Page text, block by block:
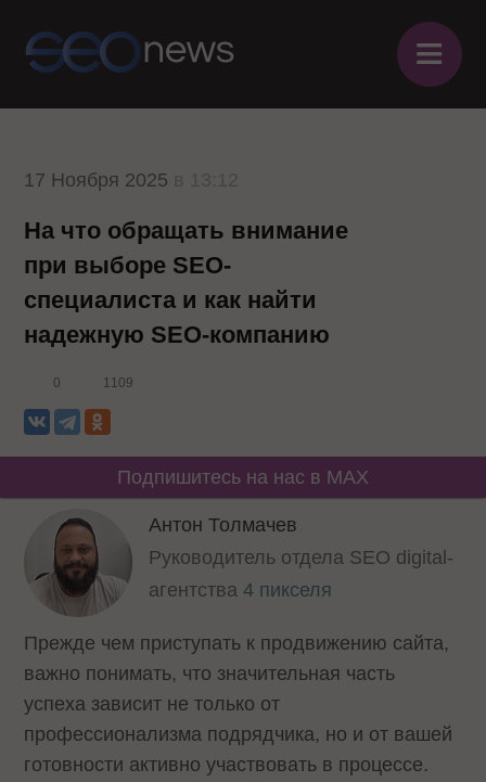
≡
17 Ноября 2025
На что обращать внимание
при выборе SEO-
специалиста и как найти
надежную SEO-компанию
0 1109
Подпишитесь на нас в MAX
Антон Толмачев
Руководитель отдела SEO digital-
агентства4 пикселя
Прежде чем приступать к продвижению сайта,
важно понимать, что значительная часть
успеха зависит не только от
профессионализма подрядчика, но и от вашей
готовности активно участвовать в процессе.